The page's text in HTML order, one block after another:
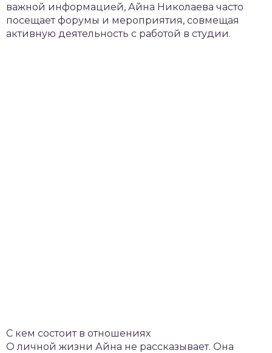
важной информацией, Айна Николаева часто
посещает форумы и мероприятия, совмещая
активную деятельность с работой в студии.
С кем состоит в отношениях
О личной жизни Айна не рассказывает. Она